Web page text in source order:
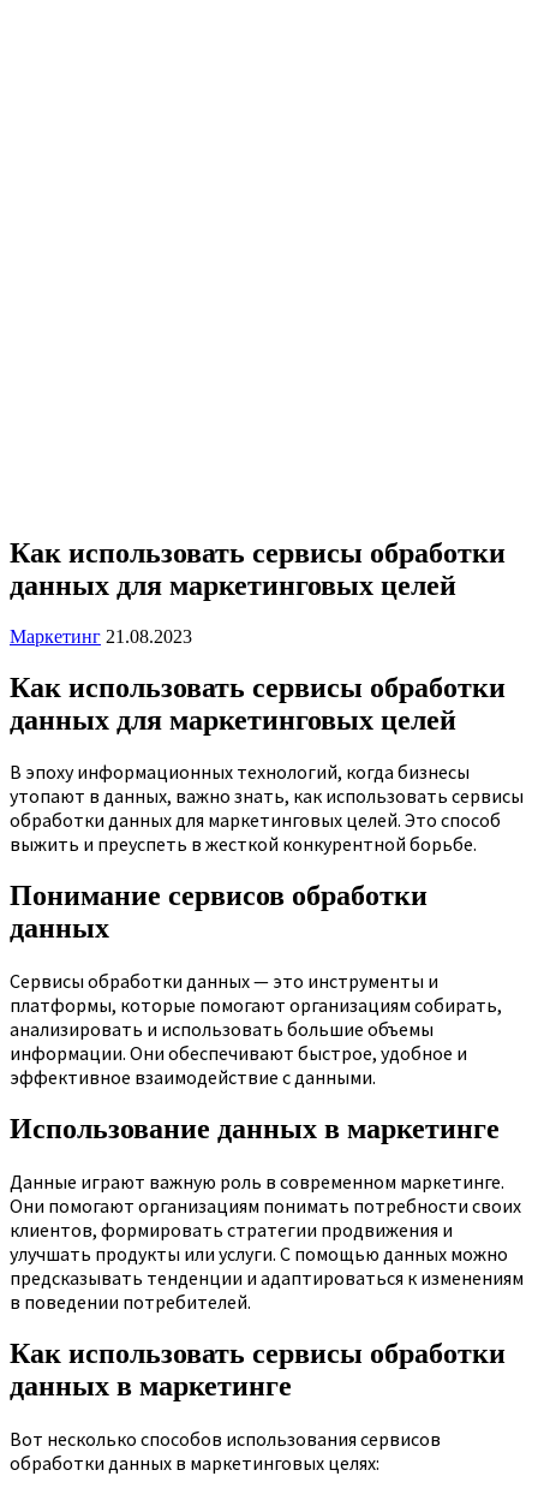
Как использовать сервисы обработки
данных для маркетинговых целей
Маркетинг 21.08.2023
Как использовать сервисы обработки
данных для маркетинговых целей
В эпоху информационных технологий, когда бизнесы
утопают в данных, важно знать, как использовать сервисы
обработки данных для маркетинговых целей. Это способ
выжить и преуспеть в жесткой конкурентной борьбе.
Понимание сервисов обработки
данных
Сервисы обработки данных — это инструменты и
платформы, которые помогают организациям собирать,
анализировать и использовать большие объемы
информации. Они обеспечивают быстрое, удобное и
эффективное взаимодействие с данными.
Использование данных в маркетинге
Данные играют важную роль в современном маркетинге.
Они помогают организациям понимать потребности своих
клиентов, формировать стратегии продвижения и
улучшать продукты или услуги. С помощью данных можно
предсказывать тенденции и адаптироваться к изменениям
в поведении потребителей.
Как использовать сервисы обработки
данных в маркетинге
Вот несколько способов использования сервисов
обработки данных в маркетинговых целях: